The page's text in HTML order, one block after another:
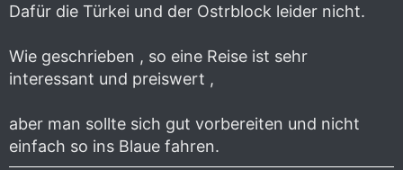
Dafür die Türkei und der Ostrblock leider nicht.
Wie geschrieben , so eine Reise ist sehr
interessant und preiswert ,
aber man sollte sich gut vorbereiten und nicht
einfach so ins Blaue fahren.